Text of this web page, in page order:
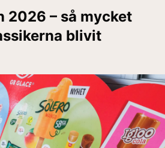
2026 – så mycket
blivit